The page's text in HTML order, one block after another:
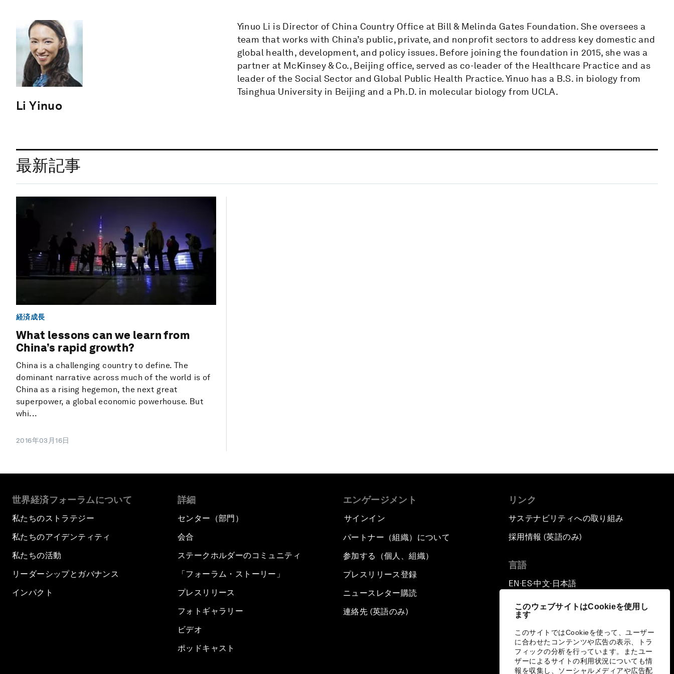
このウェブサイトはCookieを使用し
ます
このサイトではCookieを使って、ユーザー
に合わせたコンテンツや広告の表示、トラ
フィックの分析を行っています。またユー
ザーによるサイトの利用状況についても情
報を収集し、ソーシャルメディアや広告配
Li Yinuo
Yinuo Li is Director of China Country Office at Bill & Melinda Gates Foundation. She oversees a
team that works with China’s public, private, and nonprofit sectors to address key domestic and
global health, development, and policy issues. Before joining the foundation in 2015, she was a
partner at McKinsey & Co., Beijing office, served as co-leader of the Healthcare Practice and as
leader of the Social Sector and Global Public Health Practice. Yinuo has a B.S. in biology from
Tsinghua University in Beijing and a Ph.D. in molecular biology from UCLA.
最新記事
経済成長
What lessons can we learn from
China’s rapid growth?
China is a challenging country to define. The
dominant narrative across much of the world is of
China as a rising hegemon, the next great
superpower, a global economic powerhouse. But
whi...
2016年03月16日
世界経済フォーラムについて
私たちのストラテジー
私たちのアイデンティティ
私たちの活動
リーダーシップとガバナンス
インパクト
詳細
センター（部門）
会合
ステークホルダーのコミュニティ
「フォーラム・ストーリー」
プレスリリース
フォトギャラリー
ビデオ
ポッドキャスト
エンゲージメント
サインイン
パートナー（組織）について
参加する（個人、組織）
プレスリリース登録
ニュースレター購読
連絡先 (英語のみ)
リンク
サステナビリティへの取り組み
採用情報 (英語のみ)
言語
EN ▪ ES▪中文▪ 日本語